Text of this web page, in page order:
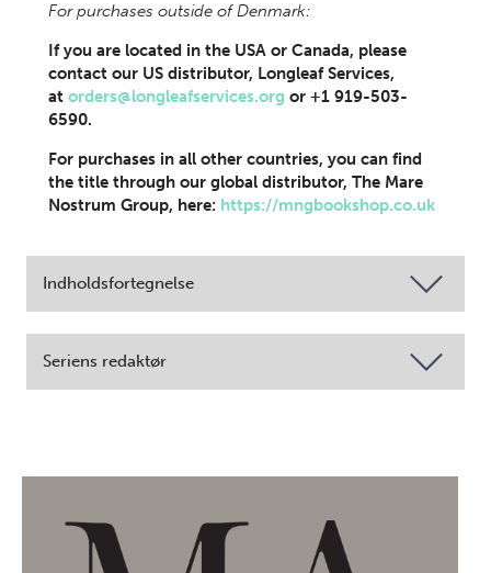
For purchases outside of Denmark:
If you are located in the USA or Canada, please
contact our US distributor, Longleaf Services,
at orders@longleafservices.org or +1 919-503-
6590.
For purchases in all other countries, you can find
the title through our global distributor, The Mare
Nostrum Group, here: https://mngbookshop.co.uk
Indholdsfortegnelse
Seriens redaktør